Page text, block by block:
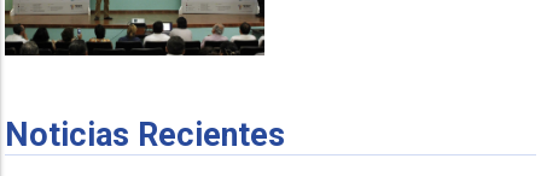
Noticias Recientes